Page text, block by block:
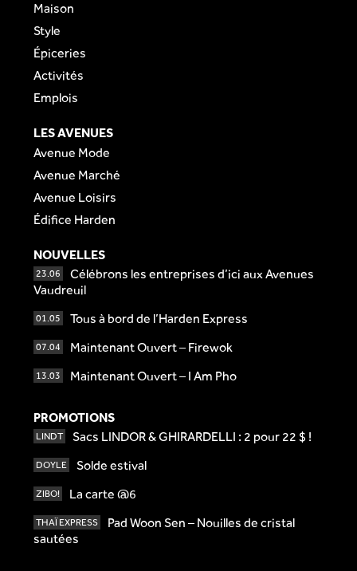
Maison
Style
Épiceries
Activités
Emplois
LES AVENUES
Avenue Mode
Avenue Marché
Avenue Loisirs
Édifice Harden
NOUVELLES
23.06
Célébrons les entreprises d’ici aux Avenues
Vaudreuil
01.05 Tous à bord de l’Harden Express
07.04 Maintenant Ouvert – Firewok
13.03 Maintenant Ouvert – I Am Pho
PROMOTIONS
LINDT Sacs LINDOR & GHIRARDELLI : 2 pour 22 $ !
DOYLE Solde estival
ZIBO! La carte @6
THAÏ EXPRESS
Pad Woon Sen – Nouilles de cristal
sautées